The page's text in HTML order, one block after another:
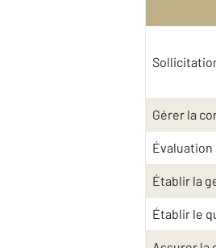
Gérer la
Évaluation
Établir la
Établir le